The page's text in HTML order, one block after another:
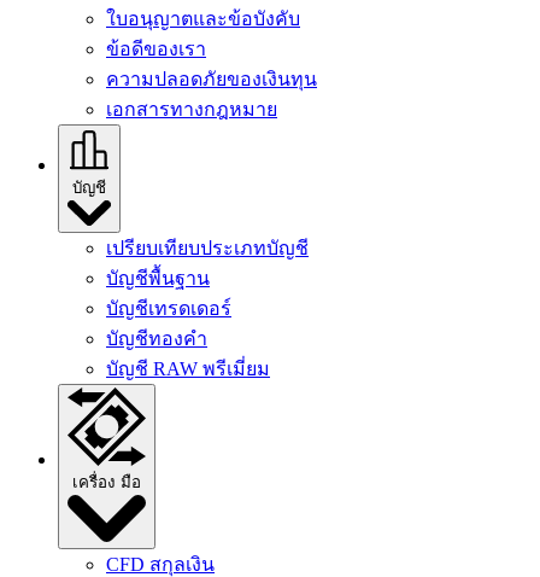
ใบอนุญาตและข้อบังคับ
ข้อดีของเรา
ความปลอดภัยของเงินทุน
เอกสารทางกฎหมาย
บัญชี
เปรียบเทียบประเภทบัญชี
บัญชีพื้นฐาน
บัญชีเทรดเดอร์
บัญชีทองคํา
บัญชี RAW พรีเมี่ยม
เครื่อง มือ
CFD สกุลเงิน